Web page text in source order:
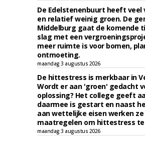
De Edelstenenbuurt heeft veel
en relatief weinig groen. De
Middelburg gaat de komende
slag met een
meer ruimte is voor bomen,
ontmoeting.
maandag 3 augustus 2026
De hittestress is merkbaar in
Wordt er aan 'groen' gedacht
oplossing? Het college geeft
daarmee is gestart en naast
aan wettelijke eisen werken
maatregelen om hittestress
maandag 3 augustus 2026